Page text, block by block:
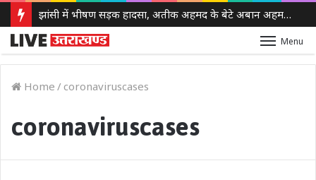
झांसी में भीषण सड़क हादसा, अतीक अहमद के बेटे अबान अहमद की मौत, एक साथी की भी गई जान
Menu
Home / coronaviruscases
coronaviruscases